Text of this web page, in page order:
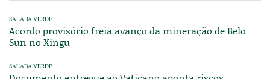
SALADA VERDE
Acordo provisório freia avanço da mineração de Belo
Sun no Xingu
SALADA VERDE